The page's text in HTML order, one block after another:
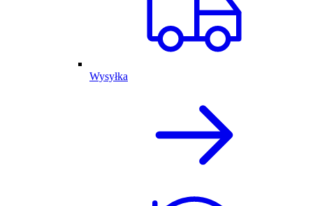
Wysyłka